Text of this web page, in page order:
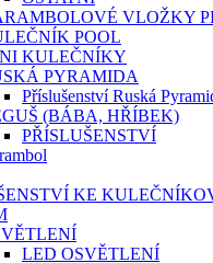
VLOŽKY
POOL
KULEČNÍKY
PYRAMIDA
Příslušenství Ruská
(BÁBA, HŘÍBEK)
PŘÍSLUŠENSTVÍ
KE
LED OSVĚTLENÍ